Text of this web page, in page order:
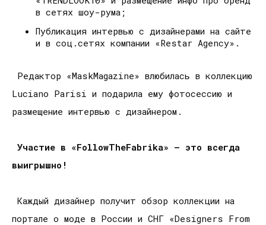
в сетях шоу-рума;
Публикация интервью с дизайнерами на сайте
и в соц.сетях компании «Restar Agency».
Редактор «MaskMagazine» влюбилась в коллекцию
Luciano Parisi и подарила ему фотосессию и
размещение интервью с дизайнером.
Участие в «FollowTheFabrika» – это всегда
выигрышно!
Каждый дизайнер получит обзор коллекции на
портале о моде в России и СНГ «Designers From